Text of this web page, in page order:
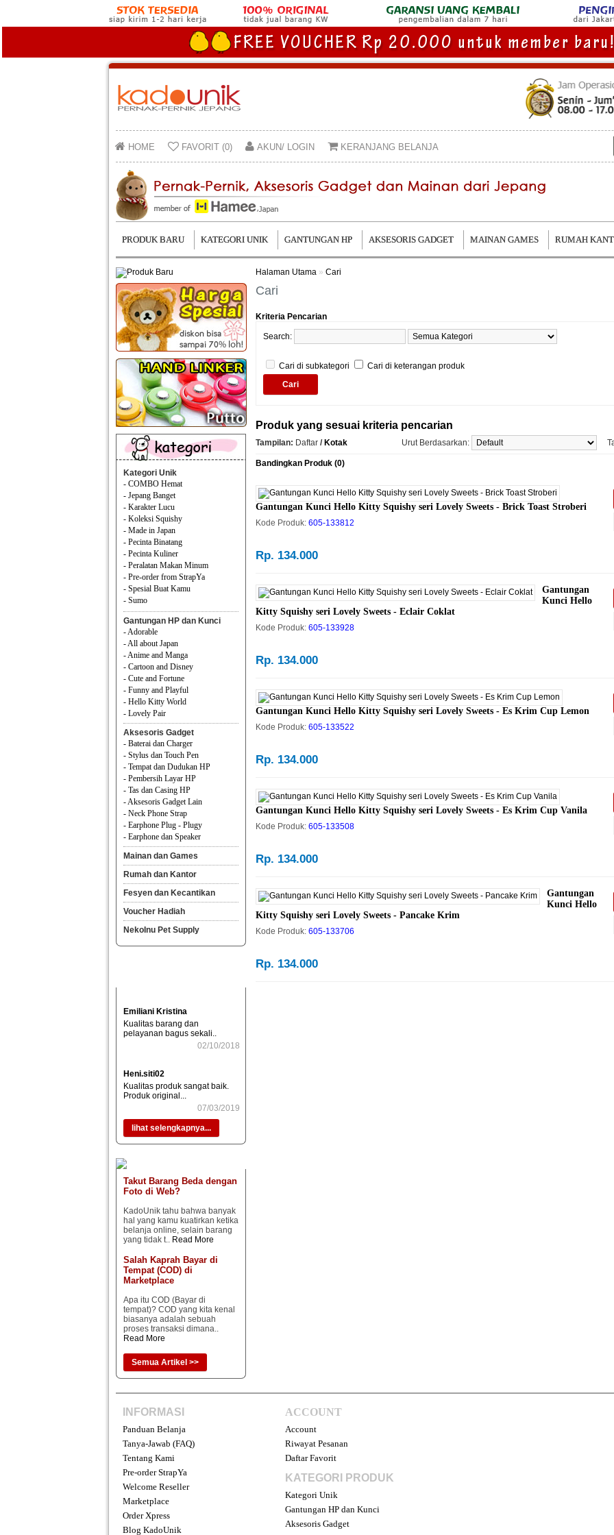
HOME FAVORIT (0) AKUN/ LOGIN KERANJANG BELANJA
PRODUK BARU KATEGORI UNIK GANTUNGAN HP AKSESORIS GADGET MAINAN GAMES RUMAH
Kategori Unik
- COMBO Hemat
- Jepang Banget
- Karakter Lucu
- Koleksi Squishy
- Made in Japan
- Pecinta Binatang
- Pecinta Kuliner
- Peralatan Makan Minum
- Pre-order from StrapYa
- Spesial Buat Kamu
- Sumo
Gantungan HP dan Kunci
- Adorable
- All about Japan
- Anime and Manga
- Cute and Fortune
- Funny and Playful
- Hello Kitty World
- Lovely Pair
Aksesoris Gadget
- Baterai dan Charger
- Stylus dan Touch Pen
- Tempat dan Dudukan HP
- Pembersih Layar HP
- Tas dan Casing HP
- Aksesoris Gadget Lain
- Neck Phone Strap
- Earphone Plug - Plugy
- Earphone dan Speaker
Mainan dan Games
Rumah dan Kantor
Fesyen dan Kecantikan
Voucher Hadiah
NekoInu Pet Supply
Heni.siti02
Kualitas produk sangat baik.
Produk original...
07/03/2019
lihat selengkapnya...
Takut Barang Beda dengan
Foto di Web?
hal yang kamu kuatirkan ketika
belanja online, selain barang
yang tidak t..Read More
Tempat (COD) di
Marketplace
Apa itu COD (Bayar di
biasanya adalah sebuah
proses transaksi dimana..
Read More
Semua Artikel >>
Halaman Utama » Cari
Cari
Kriteria Pencarian
Search:
Cari di subkategori Cari di keterangan produk
Produk yang sesuai kriteria pencarian
Tampilan: Daftar / Kotak Urut Berdasarkan:
Bandingkan Produk (0)
Gantungan Kunci Hello Kitty Squishy seri Lovely Sweets - Brick Toast Stroberi
Kode Produk: 605-133812
Rp. 134.000
Gantungan
Kunci Hello
Kitty Squishy seri Lovely Sweets - Eclair Coklat
Kode Produk: 605-133928
Rp. 134.000
Gantungan Kunci Hello Kitty Squishy seri Lovely Sweets - Es Krim Cup Lemon
Kode Produk: 605-133522
Rp. 134.000
Gantungan Kunci Hello Kitty Squishy seri Lovely Sweets - Es Krim Cup Vanila
Kode Produk: 605-133508
Rp. 134.000
Gantungan
Kunci Hello
Kitty Squishy seri Lovely Sweets - Pancake Krim
Kode Produk: 605-133706
Rp. 134.000
INFORMASI
Panduan Belanja
Tanya-Jawab (FAQ)
Tentang Kami
Pre-order StrapYa
Welcome Reseller
Marketplace
Order Xpress
Blog KadoUnik
Hubungi Kami
ACCOUNT
Account
Riwayat Pesanan
Daftar Favorit
KATEGORI PRODUK
Kategori Unik
Gantungan HP dan Kunci
Aksesoris Gadget
Mainan dan Games